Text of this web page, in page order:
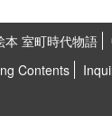
本 室町時代物語
Contents